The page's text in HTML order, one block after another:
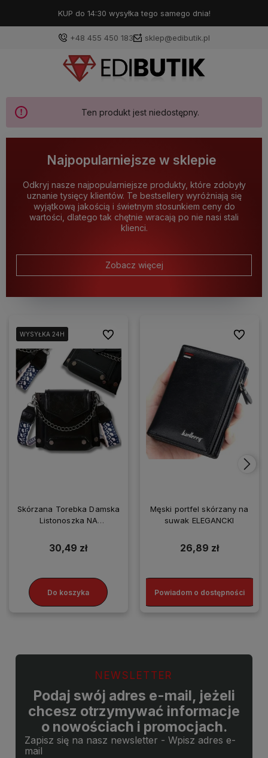
KUP do 14:30 wysyłka tego samego dnia!
+48 455 450 183 sklep@edibutik.pl
Ten produkt jest niedostępny.
Najpopularniejsze w sklepie
Odkryj nasze najpopularniejsze produkty, które zdobyły
uznanie tysięcy klientów. Te bestsellery wyróżniają się
wyjątkową jakością i świetnym stosunkiem ceny do
wartości, dlatego tak chętnie wracają po nie nasi stali
klienci.
Zobacz więcej
WYSYŁKA 24H
WYSYŁKA 24H
Skórzana Torebka Damska
Listonoszka NA
30,49 zł
Do koszyka
Do ulubionych
Męski portfel skórzany na
suwak ELEGANCKI
26,89 zł
Powiadom o dostępności
Do
NEWSLETTER
Podaj swój adres e-mail, jeżeli
chcesz otrzymywać informacje
o nowościach i promocjach.
Zapisz się na nasz newsletter - Wpisz adres e-
mail